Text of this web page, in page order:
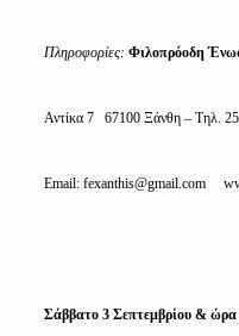
Πληροφορίες:Φιλοπρόοδη
Αντίκα 7 67100 Ξάνθη – Τηλ.
Email:fexanthis@gmail.com
Σάββατο 3 Σεπτεμβρίου &